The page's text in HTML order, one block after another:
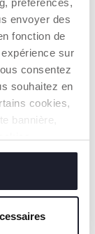
préférences,
envoyer des
fonction de
sur
consentez
souhaitez en
cookies,
bannière,
demandé.